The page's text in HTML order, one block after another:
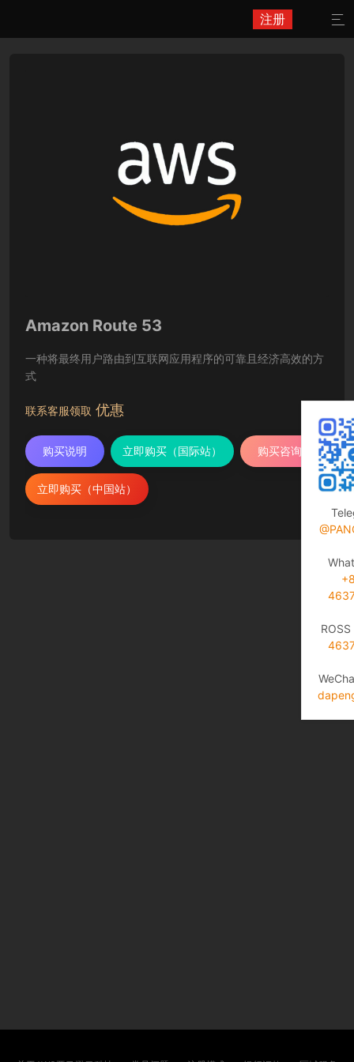
注册 
Amazon Route 53
一种将最终用户路由到互联网应用程序的可靠且经济高效的方
式
联系客服领取 优惠
购买说明 立即购买（国际站） 购买咨询
立即购买（中国站）